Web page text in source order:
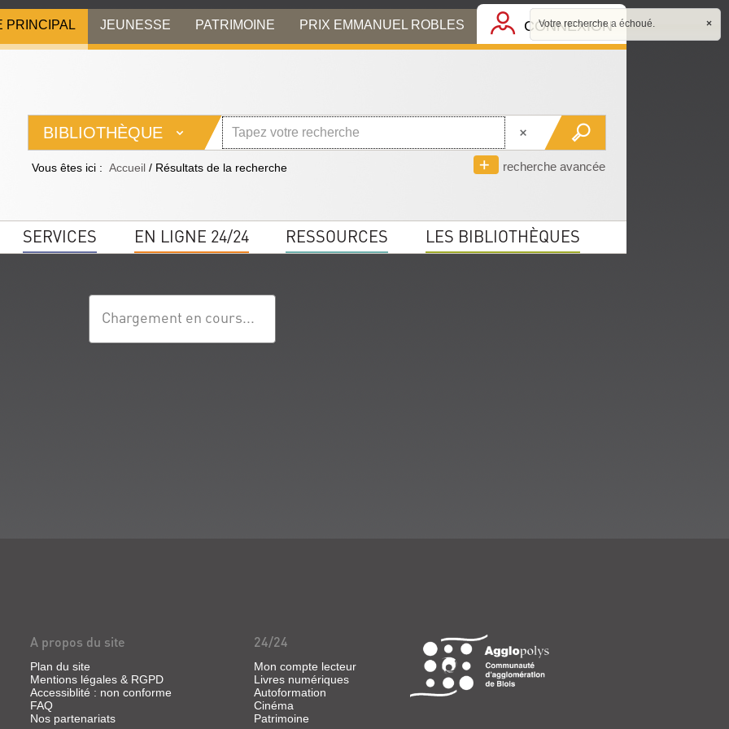
PRINCIPAL JEUNESSE PATRIMOINE PRIX EMMANUEL ROBLES CONNEXION
BIBLIOTHÈQUE
recherche avancée
Vous êtes ici : Accueil / Résultats de la recherche
SERVICES EN LIGNE 24/24 RESSOURCES LES BIBLIOTHÈQUES
Chargement en cours...
A propos du site
Plan du site
Mentions légales & RGPD
Accessiblité : non conforme
FAQ
Nos partenariats
24/24
Mon compte lecteur
Livres numériques
Autoformation
Cinéma
Patrimoine
×
Votre recherche a échoué.